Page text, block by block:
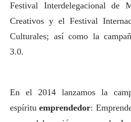
Festival Interdelegacional de
Creativos y el Festival
Culturales; así como la
3.0.
En el 2014 lanzamos la
espírituemprendedor: